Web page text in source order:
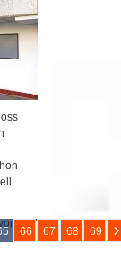
207
66 67 68 69